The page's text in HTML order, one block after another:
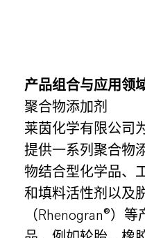
产品组合与应用领
聚合物添加剂
莱茵化学有限公司
提供一系列聚合物
物结合型化学品、
和填料活性剂以及
（Rhenogran®）